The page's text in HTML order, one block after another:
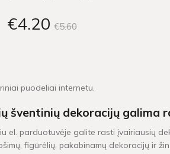
€4 20 €560
puodeliai internetu.
šventinių dekoracijų galima
el. parduotuvėje galite rasti įvairiausių
figūrėlių, pakabinamų dekoracijų ir